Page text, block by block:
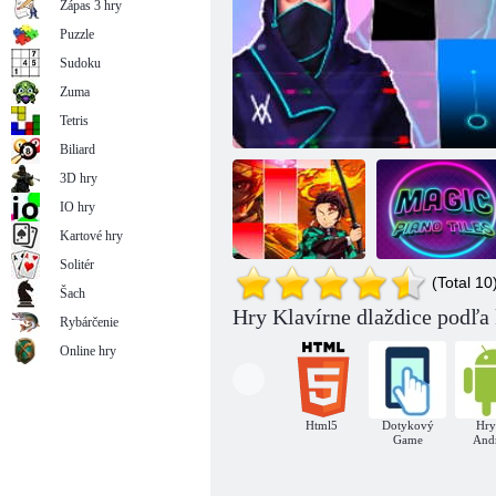
Klavírne dlaždice: Maria Clara a JP
Klavírne dlaždice: Alan Walker DJ
Anime Demon
Slayer: Klavírna
dlaždica
Kúzelné klavírne
(Total 10)
Hry Klavírne dlaždice podľa
Html5
Dotykový
Game
Zápas 3 hry
Puzzle
Sudoku
Zuma
Tetris
Biliard
3D hry
IO hry
Kartové hry
Solitér
Šach
Rybárčenie
Online hry